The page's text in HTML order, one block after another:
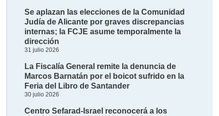
Se aplazan las elecciones de la Comunidad
Judía de Alicante por graves discrepancias
internas; la FCJE asume temporalmente la
dirección
31 julio 2026
La Fiscalía General remite la denuncia de
Marcos Barnatán por el boicot sufrido en la
Feria del Libro de Santander
30 julio 2026
Centro Sefarad-Israel reconocerá a los